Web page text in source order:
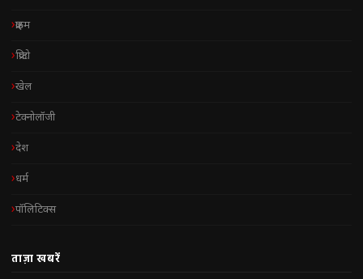
क्राइम
क्रिप्टो
खेल
टेक्नोलॉजी
देश
धर्म
पॉलिटिक्स
ताज़ा खबरें